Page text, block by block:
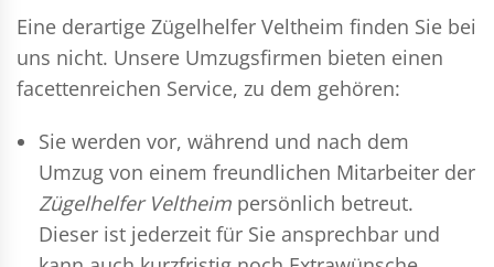
Eine derartige Zügelhelfer Veltheim finden Sie bei
uns nicht. Unsere Umzugsfirmen bieten einen
facettenreichen Service, zu dem gehören:
Sie werden vor, während und nach dem
Umzug von einem freundlichen Mitarbeiter der
Zügelhelfer Veltheim persönlich betreut.
Dieser ist jederzeit für Sie ansprechbar und